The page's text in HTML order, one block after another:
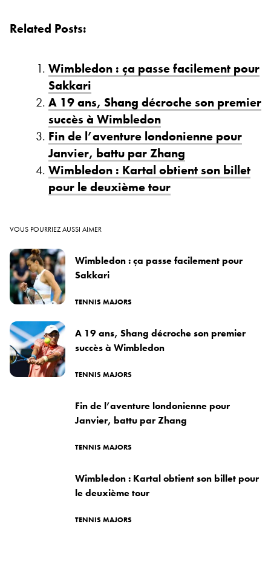
Related Posts:
Wimbledon : ça passe facilement pour
Sakkari
A 19 ans, Shang décroche son premier
succès à Wimbledon
Fin de l’aventure londonienne pour
Janvier, battu par Zhang
Wimbledon : Kartal obtient son billet
pour le deuxième tour
VOUS POURRIEZ AUSSI AIMER
Wimbledon : ça passe facilement pour
Sakkari
TENNIS MAJORS
A 19 ans, Shang décroche son premier
succès à Wimbledon
TENNIS MAJORS
Fin de l’aventure londonienne pour
Janvier, battu par Zhang
TENNIS MAJORS
Wimbledon : Kartal obtient son billet pour
le deuxième tour
TENNIS MAJORS